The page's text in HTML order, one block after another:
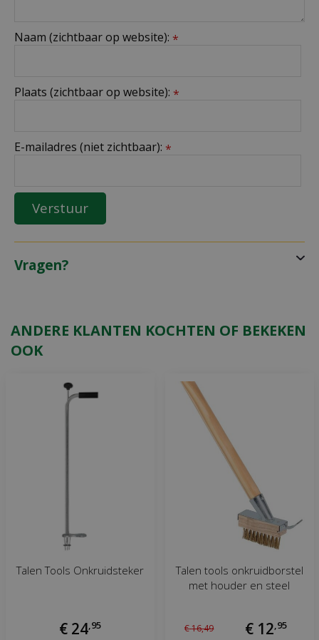
Naam (zichtbaar op website): *
Plaats (zichtbaar op website): *
E-mailadres (niet zichtbaar): *
Vragen?
ANDERE KLANTEN KOCHTEN OF BEKEKEN
OOK
Talen Tools Onkruidsteker
€ 24,95
Talen tools onkruidborstel
met houder en steel
€16,49 € 12,95